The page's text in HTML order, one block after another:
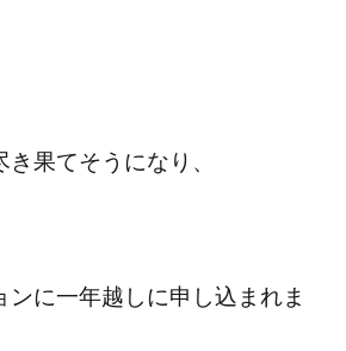
果てそうになり、
ンに一年越しに申し込まれま